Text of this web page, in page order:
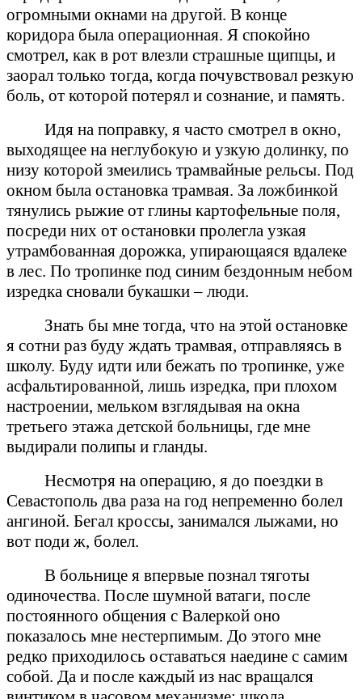
огромными окнами на другой. В конце
коридора была операционная. Я спокойно
смотрел, как в рот влезли страшные щипцы, и
заорал только тогда, когда почувствовал резкую
боль, от которой потерял и сознание, и память.
Идя на поправку, я часто смотрел в окно,
выходящее на неглубокую и узкую долинку, по
низу которой змеились трамвайные рельсы. Под
окном была остановка трамвая. За ложбинкой
тянулись рыжие от глины картофельные поля,
посреди них от остановки пролегла узкая
утрамбованная дорожка, упирающаяся вдалеке
в лес. По тропинке под синим бездонным небом
изредка сновали букашки – люди.
Знать бы мне тогда, что на этой остановке
я сотни раз буду ждать трамвая, отправляясь в
школу. Буду идти или бежать по тропинке, уже
асфальтированной, лишь изредка, при плохом
настроении, мельком взглядывая на окна
третьего этажа детской больницы, где мне
выдирали полипы и гланды.
Несмотря на операцию, я до поездки в
Севастополь два раза на год непременно болел
ангиной. Бегал кроссы, занимался лыжами, но
вот поди ж, болел.
В больнице я впервые познал тяготы
одиночества. После шумной ватаги, после
постоянного общения с Валеркой оно
показалось мне нестерпимым. До этого мне
редко приходилось оставаться наедине с самим
собой. Да и после каждый из нас вращался